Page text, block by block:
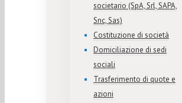
societario (SpA, Srl, SAPA,
Snc, Sas)
Costituzione di società
Domiciliazione di sedi
sociali
Trasferimento di quote e
azioni